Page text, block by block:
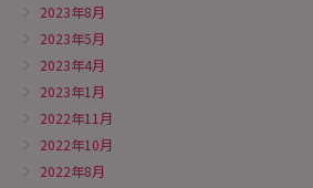
2023年8月
2023年5月
2023年4月
2023年1月
2022年11月
2022年10月
2022年8月